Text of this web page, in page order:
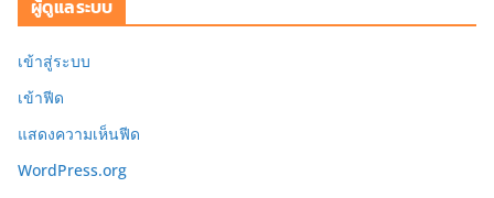
ผู้ดูแลระบบ
เข้าสู่ระบบ
เข้าฟีด
แสดงความเห็นฟีด
WordPress.org